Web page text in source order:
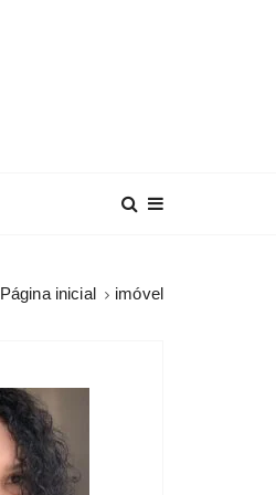
Página inicial imóvel